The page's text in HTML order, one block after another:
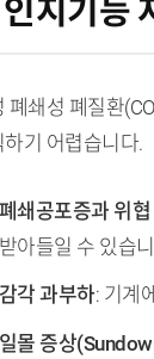
지기능
폐쇄성 폐질환
하기 어렵습니다.
폐쇄공포증과 위협
받아들일 수 있습
감각 과부하: 기계
일몰 증상